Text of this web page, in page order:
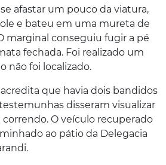
afastar um pouco da viatura,
e bateu em uma mureta de
marginal conseguiu fugir a pé
fechada. Foi realizado um
não foi localizado.
que havia dois bandidos
disseram visualizar
O veículo recuperado
ao pátio da Delegacia